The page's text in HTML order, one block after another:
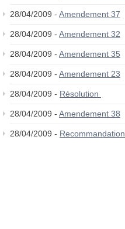
28/04/2009 - Amendement 37
28/04/2009 - Amendement 32
28/04/2009 - Amendement 35
28/04/2009 - Amendement 23
28/04/2009 - Résolution
28/04/2009 - Amendement 38
28/04/2009 - Recommandation